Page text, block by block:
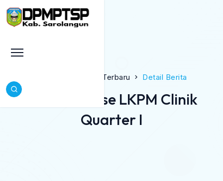
Berita Terbaru Detail Berita
Press Release LKPM Clinik
Quarter I